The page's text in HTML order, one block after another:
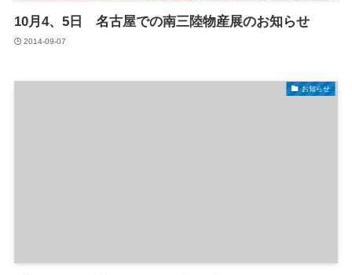
10月4、5日 名古屋での南三陸物産展のお知らせ
2014-09-07
お知らせ